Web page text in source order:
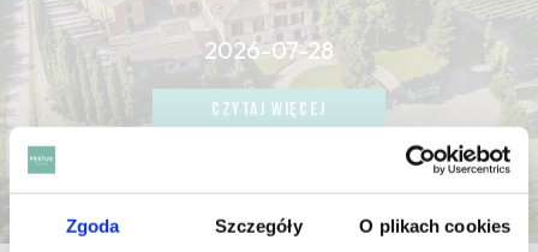
Zgoda Szczegóły O plikach cookies
2026-07-28
CZYTAJ WIĘCEJ
CZYTAJ WIĘCEJ
CZYTAJ WIĘCEJ